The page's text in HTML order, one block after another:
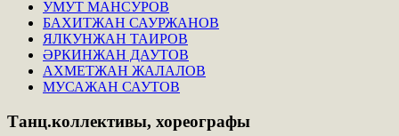
УМУТ МАНСУРОВ
БАХИТЖАН САУРЖАНОВ
ЯЛКУНЖАН ТАИРОВ
ӘРКИНЖАН ДАУТОВ
АХМЕТЖАН ЖАЛАЛОВ
МУСАЖАН САУТОВ
Танц.коллективы, хореографы